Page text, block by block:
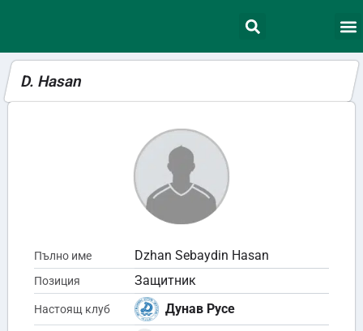
D. Hasan
Пълно име Dzhan Sebaydin Hasan
Позиция Защитник
Настоящ клуб Дунав Русе